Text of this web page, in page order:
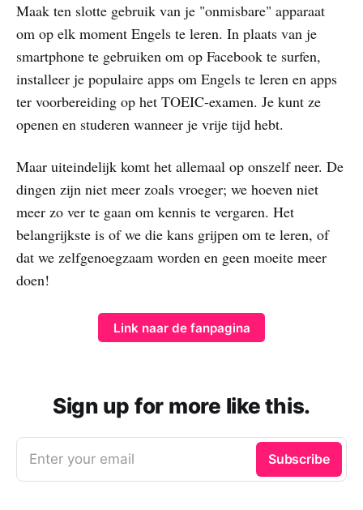
Maak ten slotte gebruik van je "onmisbare" apparaat
om op elk moment Engels te leren. In plaats van je
smartphone te gebruiken om op Facebook te surfen,
installeer je populaire apps om Engels te leren en apps
ter voorbereiding op het TOEIC-examen. Je kunt ze
openen en studeren wanneer je vrije tijd hebt.
Maar uiteindelijk komt het allemaal op onszelf neer. De
dingen zijn niet meer zoals vroeger; we hoeven niet
meer zo ver te gaan om kennis te vergaren. Het
belangrijkste is of we die kans grijpen om te leren, of
dat we zelfgenoegzaam worden en geen moeite meer
doen!
Link naar de fanpagina
Sign up for more like this.
Enter your email Subscribe